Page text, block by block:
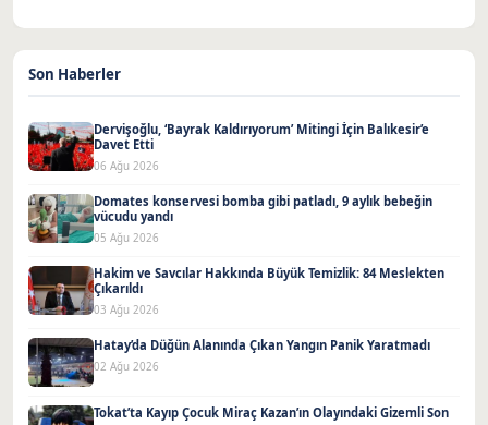
Son Haberler
Dervişoğlu, ‘Bayrak Kaldırıyorum’ Mitingi İçin Balıkesir’e
Davet Etti
06 Ağu 2026
Domates konservesi bomba gibi patladı, 9 aylık bebeğin
vücudu yandı
05 Ağu 2026
Hakim ve Savcılar Hakkında Büyük Temizlik: 84 Meslekten
Çıkarıldı
03 Ağu 2026
Hatay’da Düğün Alanında Çıkan Yangın Panik Yaratmadı
02 Ağu 2026
Tokat’ta Kayıp Çocuk Miraç Kazan’ın Olayındaki Gizemli Son